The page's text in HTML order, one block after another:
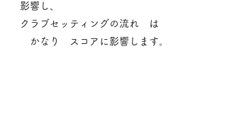
影響し、
クラブセッティングの流れ　は
かなり　スコアに影響します。